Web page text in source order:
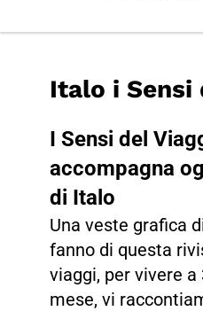
Italo i Sensi
I Sensi del
accompagna
di Italo
Una veste grafica
fanno di questa
viaggi, per vivere
mese, vi